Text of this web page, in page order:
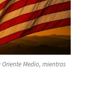
Medio, mientras